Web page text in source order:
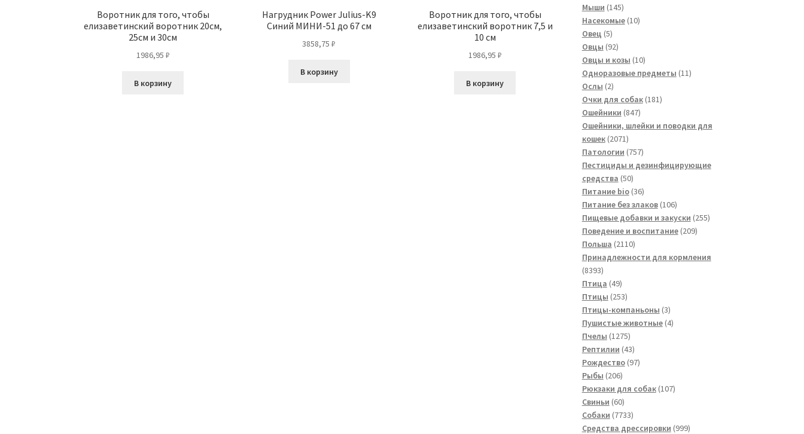
Воротник для того, чтобы
елизаветинский воротник 20см,
25см и 30см
1986,95 ₽
В корзину
Нагрудник Power Julius-K9
Синий МИНИ-51 до 67 см
3858,75₽
В корзину
Воротник для того, чтобы
елизаветинский воротник 7,5 и
10 см
1986,95 ₽
В корзину
Мыши 145145
товаров
Насекомые 1010
Овец 55
товаров
Овцы 9292
товара
Овцы и козы 1010
товаров
Одноразовые предметы 1111
Ослы 22
товара
Очки для собак 181181
Ошейники 847847
товаров
Ошейники, шлейки и поводки для
кошек 20712071
товар
Патологии 757757
товаров
Пестициды и дезинфицирующие
средства 5050
товаров
Питание bio 3636
товаров
Питание без злаков 106106
товаров
Пищевые добавки и закуски 255255
Поведение и воспитание 209209
Польша 21102110
товаров
Принадлежности для кормления
83938393
товара
Птица 4949
товаров
Птицы 253253
товара
Птицы-компаньоны 33
товара
Пушистые животные 44
Пчелы 12751275
товаров
Рептилии 4343
товара
Рождество 9797
Рыбы 206206
товаров
Рюкзаки для собак 107107
Свиньи 6060
товаров
Собаки 77337733
товара
Средства дрессировки 999999